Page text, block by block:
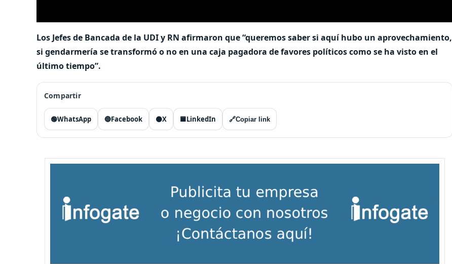
Los Jefes de Bancada de la UDI y RN afirmaron que “queremos saber si aquí hubo un aprovechamiento,
si gendarmería se transformó o no en una caja pagadora de favores políticos como se ha visto en el
último tiempo”.
Compartir
🟢WhatsApp 🔵Facebook ⚫X 🟦LinkedIn 🔗Copiar link